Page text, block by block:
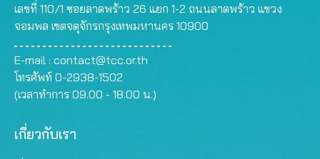
เลขที่ 110/1 ซอยลาดพร้าว 26 แยก 1-2 ถนนลาดพร้าว แขวง
จอมพล เขตจตุจักรกรุงเทพมหานคร 10900
E-mail : contact@tcc.or.th
โทรศัพท์ 0-2938-1502
(เวลาทำการ 09.00 - 18.00 น.)
เกี่ยวกับเรา